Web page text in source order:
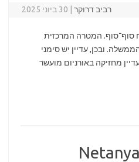
רביב דרוקר 30 ביוני 2025
סוף־סוף. המטרה המרכזית
ובכן, עדיין יש סימני
מחזיקה באורניום מועשר